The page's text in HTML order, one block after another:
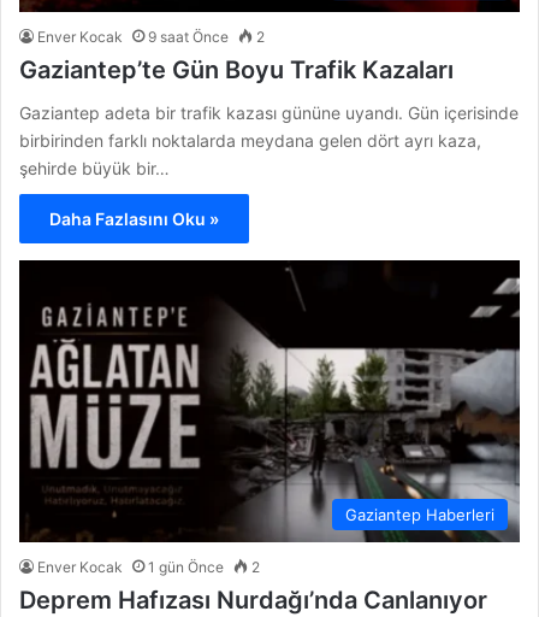
Enver Kocak 9 saat Önce 2
Gaziantep’te Gün Boyu Trafik Kazaları
Gaziantep adeta bir trafik kazası gününe uyandı. Gün içerisinde
birbirinden farklı noktalarda meydana gelen dört ayrı kaza,
şehirde büyük bir…
Daha Fazlasını Oku »
Gaziantep Haberleri
Enver Kocak 1 gün Önce 2
Deprem Hafızası Nurdağı’nda Canlanıyor